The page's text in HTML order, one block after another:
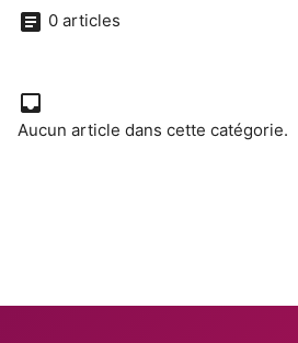
0 articles
Aucun article dans cette catégorie.